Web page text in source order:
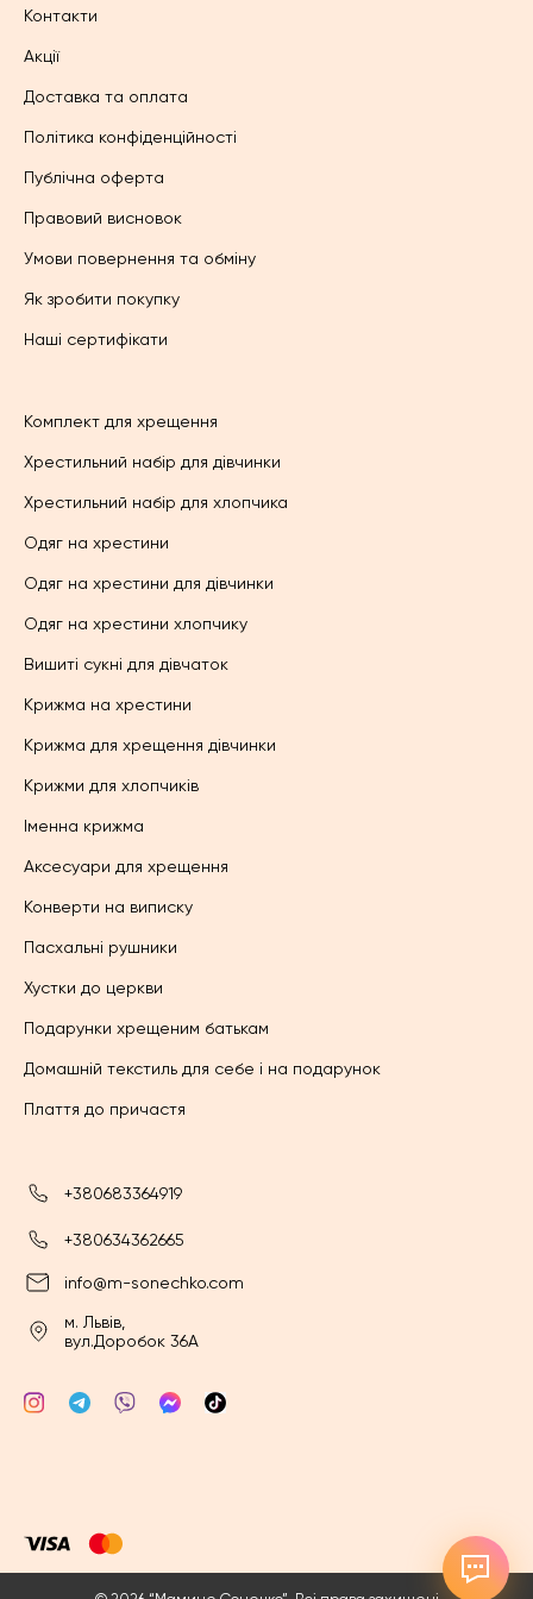
Контакти
Акції
Доставка та оплата
Політика конфіденційності
Публічна оферта
Правовий висновок
Умови повернення та обміну
Як зробити покупку
Наші сертифікати
Комплект для хрещення
Хрестильний набір для дівчинки
Хрестильний набір для хлопчика
Одяг на хрестини
Одяг на хрестини для дівчинки
Одяг на хрестини хлопчику
Вишиті сукні для дівчаток
Крижма на хрестини
Крижма для хрещення дівчинки
Крижми для хлопчиків
Іменна крижма
Аксесуари для хрещення
Конверти на виписку
Пасхальні рушники
Хустки до церкви
Подарунки хрещеним батькам
Домашній текстиль для себе і на подарунок
Плаття до причастя
+380683364919
+380634362665
info@m-sonechko.com
м. Львів,
вул.Доробок 36А